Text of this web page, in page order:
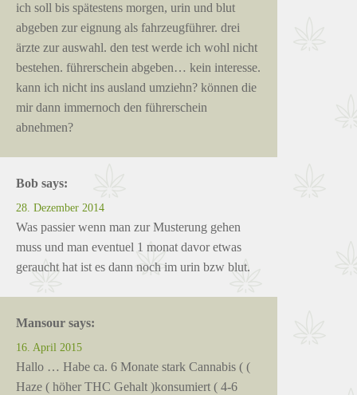
ich soll bis spätestens morgen, urin und blut
abgeben zur eignung als fahrzeugführer. drei
ärzte zur auswahl. den test werde ich wohl nicht
bestehen. führerschein abgeben… kein interesse.
kann ich nicht ins ausland umziehn? können die
mir dann immernoch den führerschein
abnehmen?
Bob says:
28. Dezember 2014
Was passier wenn man zur Musterung gehen
muss und man eventuel 1 monat davor etwas
geraucht hat ist es dann noch im urin bzw blut.
Mansour says:
16. April 2015
Hallo … Habe ca. 6 Monate stark Cannabis ( (
Haze ( höher THC Gehalt )konsumiert ( 4-6